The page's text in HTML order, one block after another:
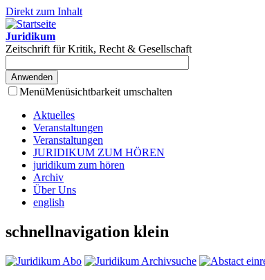
Direkt zum Inhalt
Juridikum
Zeitschrift für Kritik, Recht & Gesellschaft
MenüMenüsichtbarkeit umschalten
Aktuelles
Veranstaltungen
Veranstaltungen
JURIDIKUM ZUM HÖREN
juridikum zum hören
Archiv
Über Uns
english
schnellnavigation klein